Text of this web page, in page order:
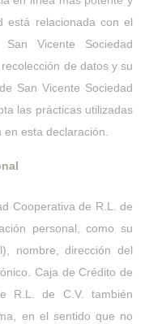
está relacionada con el
Vicente Sociedad
de datos y su
San Vicente Sociedad
las prácticas utilizadas
esta declaración.
Cooperativa de R.L. de
personal, como su
nombre, dirección del
Caja de Crédito de
R.L. de C.V. también
en el sentido que no